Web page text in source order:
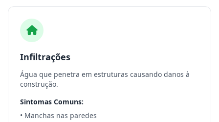
Infiltrações
Água que penetra em estruturas causando danos à
construção.
Sintomas Comuns:
• Manchas nas paredes